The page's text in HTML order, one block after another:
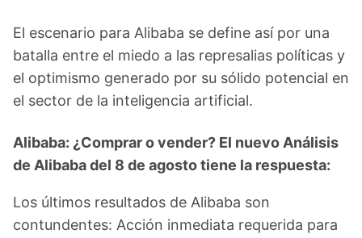
El escenario para Alibaba se define así por una
batalla entre el miedo a las represalias políticas y
el optimismo generado por su sólido potencial en
el sector de la inteligencia artificial.
Alibaba: ¿Comprar o vender? El nuevo Análisis
de Alibaba del 8 de agosto tiene la respuesta:
Los últimos resultados de Alibaba son
contundentes: Acción inmediata requerida para